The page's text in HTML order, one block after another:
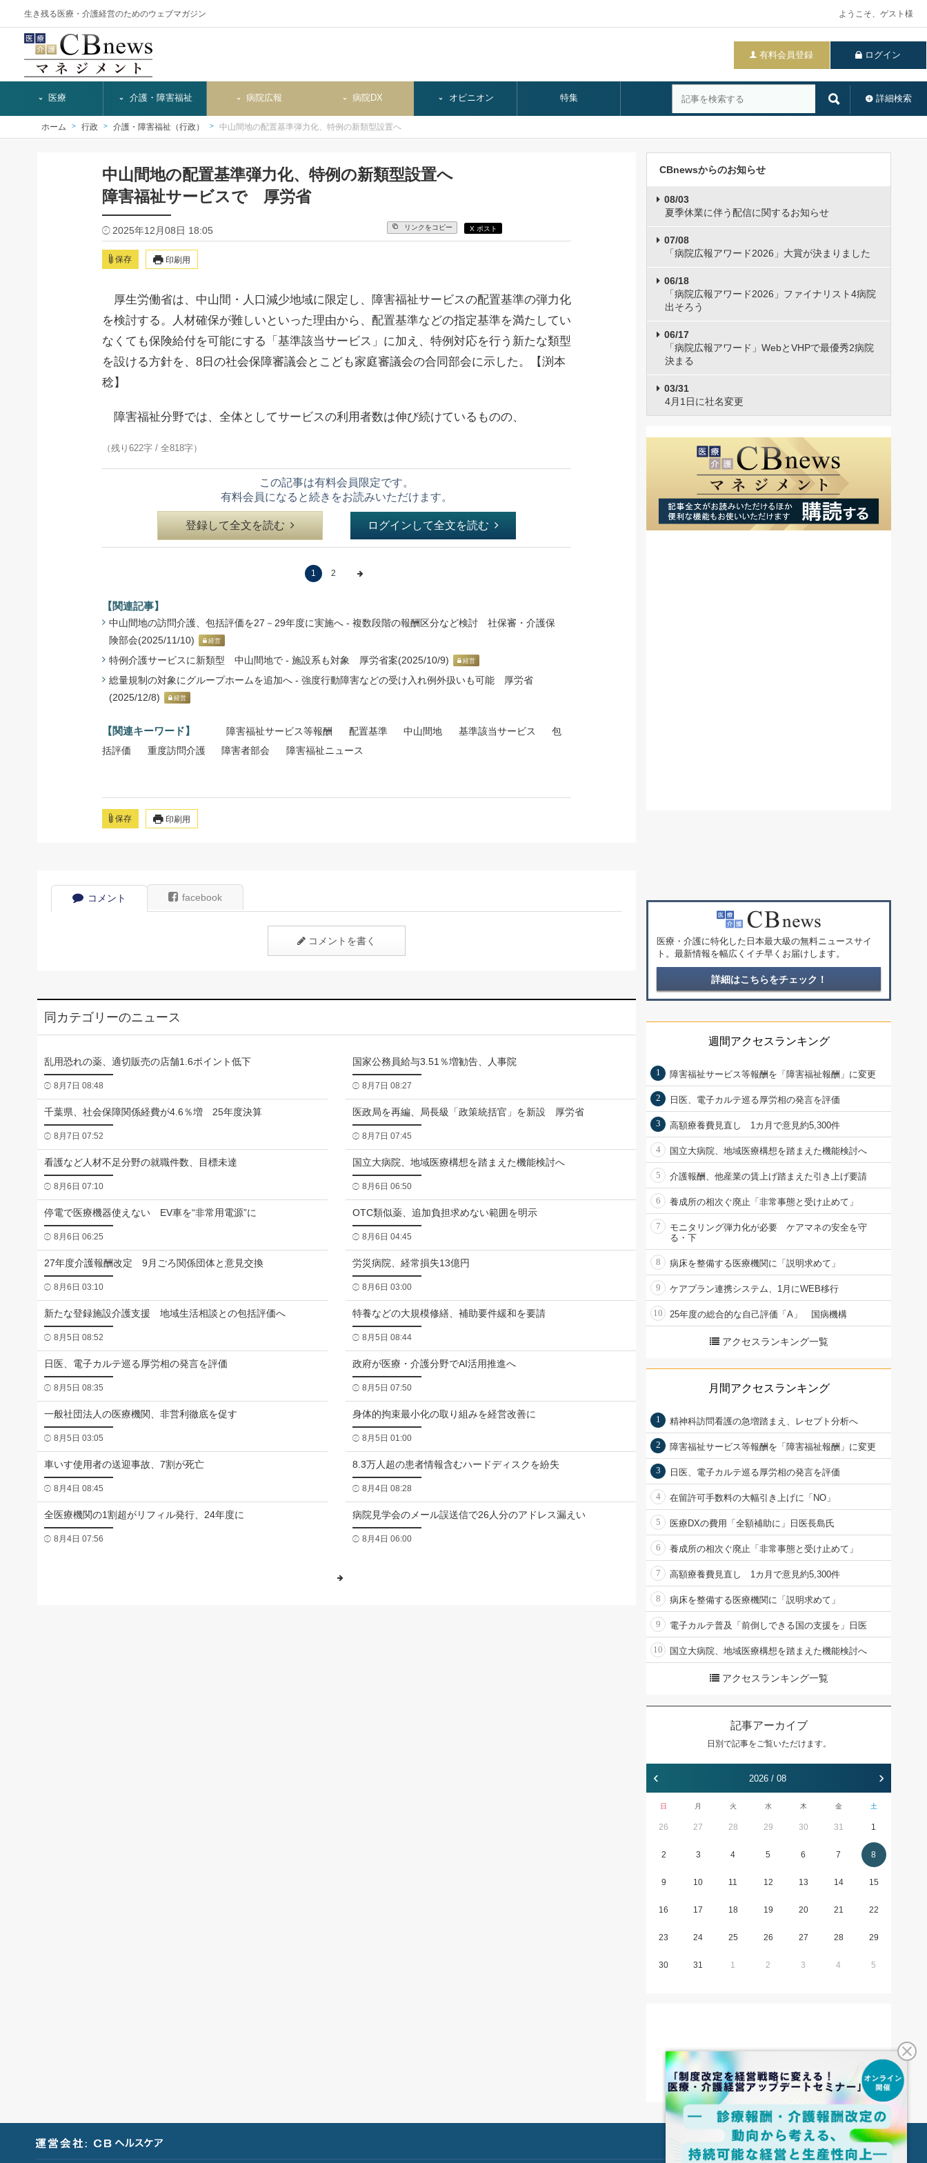
生き残る医療・介護経営のためのウェブマガジン ようこそ、ゲスト様
有料会員登録 ログイン
詳細検索
医療 介護・障害福祉 病院広報 病院DX オピニオン 特集
ホーム 行政 介護・障害福祉（行政） 中山間地の配置基準弾力化、特例の新類型設置へ
中山間地の配置基準弾力化、特例の新類型設置へ
障害福祉サービスで 厚労省
2025年12月08日 18:05 リンクをコピー X ポスト
保存 印刷用
厚生労働省は、中山間・人口減少地域に限定し、障害福祉サービスの配置基準の弾力化
を検討する。人材確保が難しいといった理由から、配置基準などの指定基準を満たしてい
なくても保険給付を可能にする「基準該当サービス」に加え、特例対応を行う新たな類型
を設ける方針を、8日の社会保障審議会とこども家庭審議会の合同部会に示した。【渕本
稔】
障害福祉分野では、全体としてサービスの利用者数は伸び続けているものの、
（残り622字 / 全818字）
この記事は有料会員限定です。
有料会員になると続きをお読みいただけます。
登録して全文を読む ログインして全文を読む
1 2
【関連記事】
中山間地の訪問介護、包括評価を27－29年度に実施へ - 複数段階の報酬区分など検討 社保審・介護保
険部会(2025/11/10)
経営
特例介護サービスに新類型 中山間地で - 施設系も対象 厚労省案(2025/10/9) 経営
総量規制の対象にグループホームを追加へ - 強度行動障害などの受け入れ例外扱いも可能 厚労省
(2025/12/8)
経営
【関連キーワード】 障害福祉サービス等報酬 配置基準 中山間地 基準該当サービス
包
括評価
重度訪問介護 障害者部会 障害福祉ニュース
保存 印刷用
コメント facebook
コメントを書く
同カテゴリーのニュース
乱用恐れの薬、適切販売の店舗1.6ポイント低下
8月7日 08:48
国家公務員給与3.51％増勧告、人事院
8月7日 08:27
千葉県、社会保障関係経費が4.6％増 25年度決算
8月7日 07:52
医政局を再編、局長級「政策統括官」を新設 厚労省
8月7日 07:45
看護など人材不足分野の就職件数、目標未達
8月6日 07:10
国立大病院、地域医療構想を踏まえた機能検討へ
8月6日 06:50
停電で医療機器使えない EV車を“非常用電源”に
8月6日 06:25
OTC類似薬、追加負担求めない範囲を明示
8月6日 04:45
27年度介護報酬改定 9月ごろ関係団体と意見交換
8月6日 03:10
労災病院、経常損失13億円
8月6日 03:00
新たな登録施設介護支援 地域生活相談との包括評価へ
8月5日 08:52
特養などの大規模修繕、補助要件緩和を要請
8月5日 08:44
日医、電子カルテ巡る厚労相の発言を評価
8月5日 08:35
政府が医療・介護分野でAI活用推進へ
8月5日 07:50
一般社団法人の医療機関、非営利徹底を促す
8月5日 03:05
身体的拘束最小化の取り組みを経営改善に
8月5日 01:00
車いす使用者の送迎事故、7割が死亡
8月4日 08:45
8.3万人超の患者情報含むハードディスクを紛失
8月4日 08:28
全医療機関の1割超がリフィル発行、24年度に
8月4日 07:56
病院見学会のメール誤送信で26人分のアドレス漏えい
8月4日 06:00
CBnewsからのお知らせ
08/03
夏季休業に伴う配信に関するお知らせ
07/08
「病院広報アワード2026」大賞が決まりました
06/18
「病院広報アワード2026」ファイナリスト4病院
出そろう
06/17
「病院広報アワード」WebとVHPで最優秀2病院
決まる
03/31
4月1日に社名変更
医療・介護に特化した日本最大級の無料ニュースサイ
ト。最新情報を幅広くイチ早くお届けします。
詳細はこちらをチェック！
週間アクセスランキング
1 障害福祉サービス等報酬を「障害福祉報酬」に変更
2 日医、電子カルテ巡る厚労相の発言を評価
3 高額療養費見直し 1カ月で意見約5,300件
4 国立大病院、地域医療構想を踏まえた機能検討へ
5 介護報酬、他産業の賃上げ踏まえた引き上げ要請
6 養成所の相次ぐ廃止「非常事態と受け止めて」
7
モニタリング弾力化が必要 ケアマネの安全を守
る・下
8 病床を整備する医療機関に「説明求めて」
9 ケアプラン連携システム、1月にWEB移行
10 25年度の総合的な自己評価「A」 国病機構
アクセスランキング一覧
月間アクセスランキング
1 精神科訪問看護の急増踏まえ、レセプト分析へ
2 障害福祉サービス等報酬を「障害福祉報酬」に変更
3 日医、電子カルテ巡る厚労相の発言を評価
4 在留許可手数料の大幅引き上げに「NO」
5 医療DXの費用「全額補助に」日医長島氏
6 養成所の相次ぐ廃止「非常事態と受け止めて」
7 高額療養費見直し 1カ月で意見約5,300件
8 病床を整備する医療機関に「説明求めて」
9 電子カルテ普及「前倒しできる国の支援を」日医
10 国立大病院、地域医療構想を踏まえた機能検討へ
アクセスランキング一覧
記事アーカイブ
日別で記事をご覧いただけます。
‹ 2026 / 08 ›
日 月 火 水 木 金 土
26 27 28 29 30 31 1
2 3 4 5 6 7 8
9 10 11 12 13 14 15
16 17 18 19 20 21 22
23 24 25 26 27 28 29
30 31 1 2 3 4 5